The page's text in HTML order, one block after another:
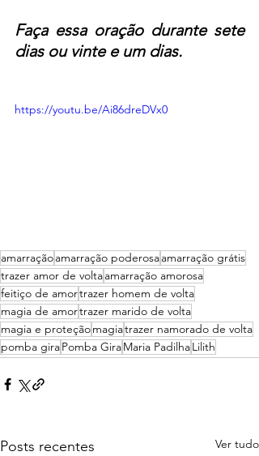
Faça essa oração durante sete
dias ou vinte e um dias.
https://youtu.be/Ai86dreDVx0
amarraçãoamarração poderosaamarração grátis
trazer amor de voltaamarração amorosa
feitiço de amortrazer homem de volta
magia de amortrazer marido de volta
magia e proteçãomagiatrazer namorado de volta
pomba giraPomba GiraMaria PadilhaLilith
Posts recentes Ver tudo